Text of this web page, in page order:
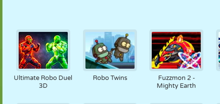
Ultimate Robo Duel
3D
Robo Twins
Fuzzmon 2 -
Mighty Earth